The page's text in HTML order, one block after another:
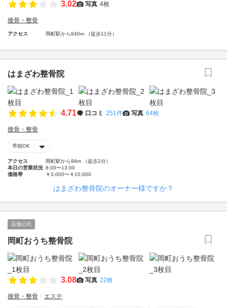
3.02 写真 4枚
接骨・整骨
アクセス 岡町駅から840m （徒歩11分）
はまざわ整骨院
4.71 口コミ 251件 写真 64枚
接骨・整骨
早朝OK
アクセス
岡町駅から98m （徒歩2分）
本日の営業状況 8:00〜13:00
価格帯
￥3,000〜￥10,000
はまざわ整骨院のオーナー様ですか？
店舗公式
岡町おうち整骨院
3.08 写真 22枚
接骨・整骨 エステ